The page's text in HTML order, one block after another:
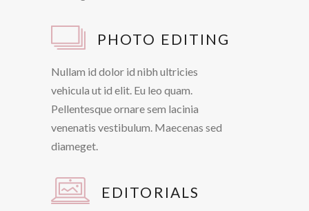
PHOTO EDITING
Nullam id dolor id nibh ultricies
vehicula ut id elit. Eu leo quam.
Pellentesque ornare sem lacinia
venenatis vestibulum. Maecenas sed
diameget.
EDITORIALS